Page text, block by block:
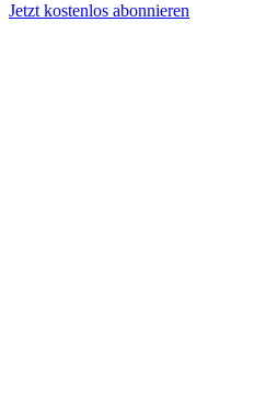
Jetzt kostenlos abonnieren